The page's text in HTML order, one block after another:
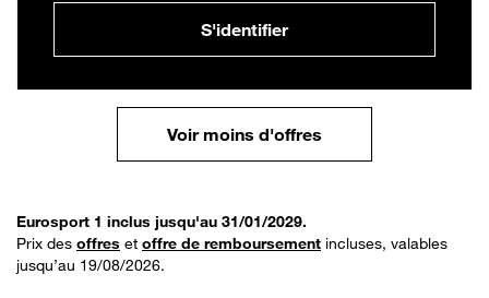
S'identifier
Voir moins d'offres
Eurosport 1 inclus jusqu'au 31/01/2029.
Prix des offres et offre de remboursement incluses, valables
jusqu’au 19/08/2026.